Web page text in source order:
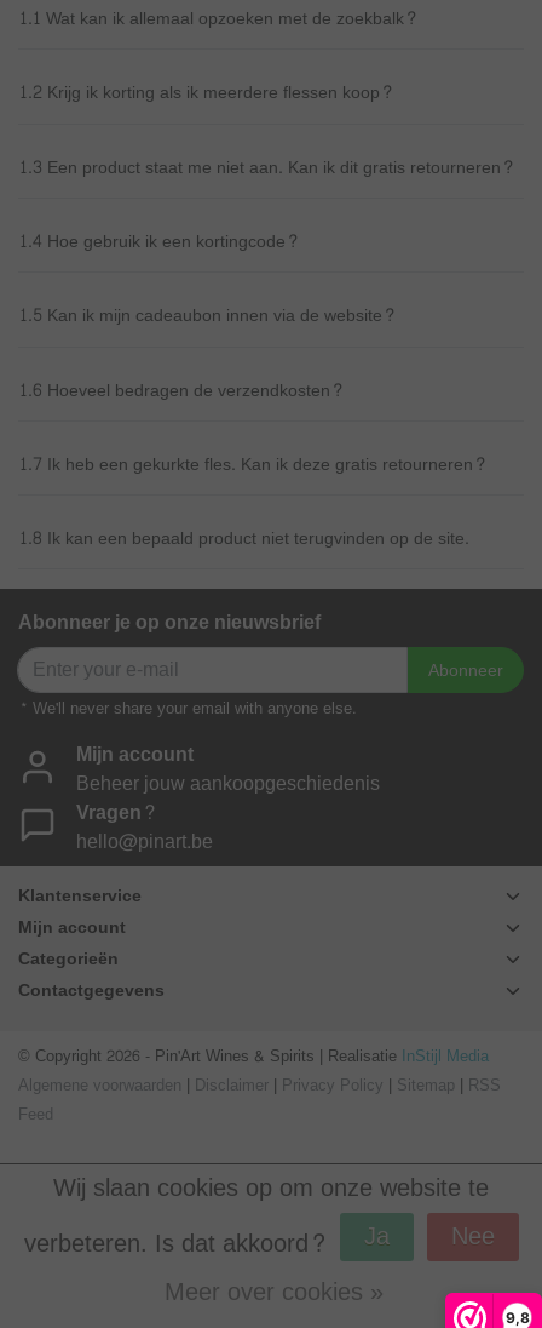
9,8
1.1 Wat kan ik allemaal opzoeken met de zoekbalk?
1.2 Krijg ik korting als ik meerdere flessen koop?
1.3 Een product staat me niet aan. Kan ik dit gratis retourneren?
1.4 Hoe gebruik ik een kortingcode?
1.5 Kan ik mijn cadeaubon innen via de website?
1.6 Hoeveel bedragen de verzendkosten?
1.7 Ik heb een gekurkte fles. Kan ik deze gratis retourneren?
1.8 Ik kan een bepaald product niet terugvinden op de site.
Abonneer je op onze nieuwsbrief
Abonneer
* We'll never share your email with anyone else.
Mijn account
Beheer jouw aankoopgeschiedenis
Vragen?
hello@pinart.be
Klantenservice
Mijn account
Categorieën
Contactgegevens
© Copyright 2026 - Pin'Art Wines & Spirits | Realisatie InStijl Media
Algemene voorwaarden | Disclaimer | Privacy Policy | Sitemap | RSS
Feed
Webwinkel Keurvoor Pin'Art Wines & Spirits: 9.8/10
Wij slaan cookies op om onze website te
verbeteren. Is dat akkoord?
Ja
Nee
Meer over cookies »